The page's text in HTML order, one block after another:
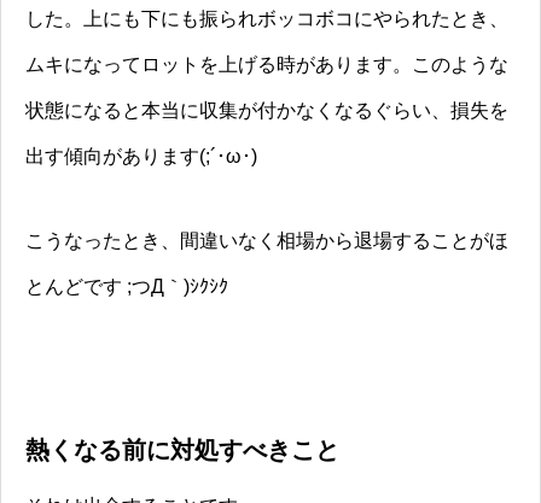
した。上にも下にも振られボッコボコにやられたとき、
ムキになってロットを上げる時があります。このような
状態になると本当に収集が付かなくなるぐらい、損失を
出す傾向があります(;´･ω･)
こうなったとき、間違いなく相場から退場することがほ
とんどです ;つД｀)ｼｸｼｸ
熱くなる前に対処すべきこと